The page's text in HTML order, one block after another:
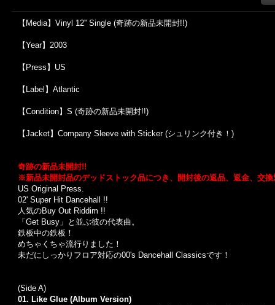
【Media】Vinyl 12'' Single (奇跡の新品未開封!!)
【Year】2003
【Press】US
【Label】Atlantic
【Condition】S (奇跡の新品未開封!!)
【Jacket】Company Sleeve with Sticker (シュリンク付き！)
奇跡の新品未開封!!
※新品未開封品のデッドストック品につき、開封後の返品、返金、交
US Original Press.
02' Super Hit Dancehall !!
人気のBuy Out Riddim !!
「Get Busy」と並ぶ彼の代表曲。
鉄板中の鉄板！
めちゃくちゃ流行りました！
未だにしっかりフロア対応の00's Dancehall Classicsです！
(Side A)
01. Like Glue (Album Version)